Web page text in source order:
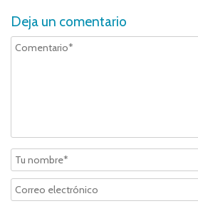
Deja un comentario